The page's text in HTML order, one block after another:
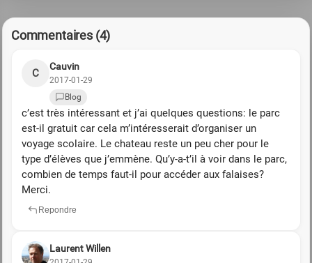
Commentaires (4)
C
Cauvin
2017-01-29
Blog
c’est très intéressant et j’ai quelques questions: le parc
est-il gratuit car cela m’intéresserait d’organiser un
voyage scolaire. Le chateau reste un peu cher pour le
type d’élèves que j’emmène. Qu’y-a-t’il à voir dans le parc,
combien de temps faut-il pour accéder aux falaises?
Merci.
Repondre
Laurent Willen